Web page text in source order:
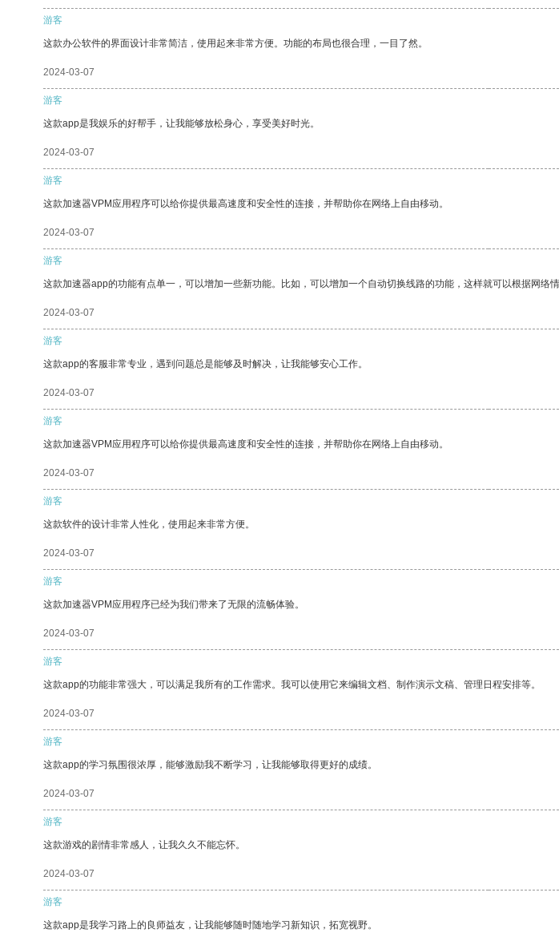
游客
这款办公软件的界面设计非常简洁，使用起来非常方便。功能的布局也很合理，一目了然。
2024-03-07
游客
这款app是我娱乐的好帮手，让我能够放松身心，享受美好时光。
2024-03-07
游客
这款加速器VPM应用程序可以给你提供最高速度和安全性的连接，并帮助你在网络上自由移动。
2024-03-07
游客
这款加速器app的功能有点单一，可以增加一些新功能。比如，可以增加一个自动切换线路的功能，这样就可以根据网络
2024-03-07
游客
这款app的客服非常专业，遇到问题总是能够及时解决，让我能够安心工作。
2024-03-07
游客
这款加速器VPM应用程序可以给你提供最高速度和安全性的连接，并帮助你在网络上自由移动。
2024-03-07
游客
这款软件的设计非常人性化，使用起来非常方便。
2024-03-07
游客
这款加速器VPM应用程序已经为我们带来了无限的流畅体验。
2024-03-07
游客
这款app的功能非常强大，可以满足我所有的工作需求。我可以使用它来编辑文档、制作演示文稿、管理日程安排等。
2024-03-07
游客
这款app的学习氛围很浓厚，能够激励我不断学习，让我能够取得更好的成绩。
2024-03-07
游客
这款游戏的剧情非常感人，让我久久不能忘怀。
2024-03-07
游客
这款app是我学习路上的良师益友，让我能够随时随地学习新知识，拓宽视野。